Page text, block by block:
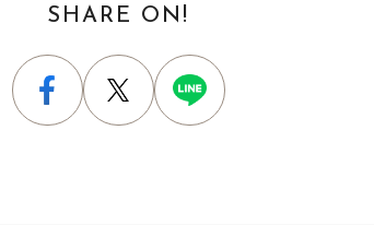
SHARE ON!